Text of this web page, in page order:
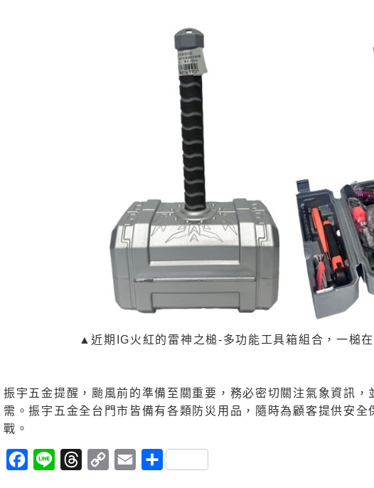
▲近期IG火紅的雷神之槌-多功能工具箱組合，一槌
振宇五金提醒，颱風前的準備至關重要，務必密切關注氣象資訊
需。振宇五金全台門市皆備有各類防災用品，隨時為顧客提供安
戰。
Facebook
Line Threads
Copy Email分